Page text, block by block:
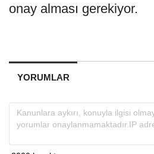
onay alması gerekiyor.
YORUMLAR